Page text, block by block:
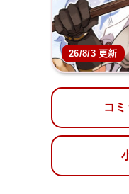
26/8/3 更新
コ